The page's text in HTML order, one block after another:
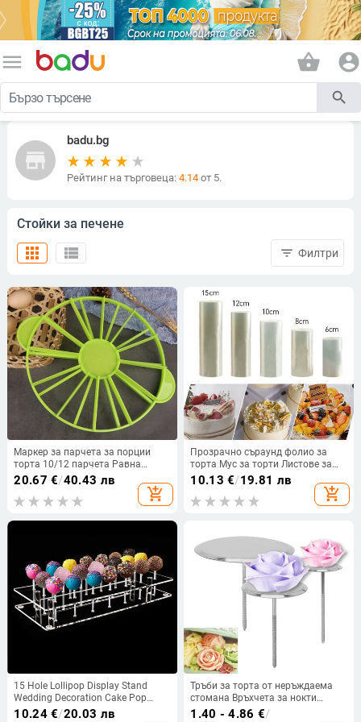
menu shopping_basket account_circle
search
store
badu.bg
Рейтинг на търговеца: 4.14от 5.
Стойки за печене
view_list
apps filter_list Филтри
Маркер за парчета за порции
торта 10/12 парчета Равна
порция Кръгла торта Разделител
за хляб Резачка Пръстен за
нарязване Безопасно нетоксично
20.67 €/40.43 лв
add_shopping_cart
Прозрачно съраунд фолио за
торта Мус за торти Листове за
торта Ограждащи ръбове
Ацетатно фолио за декор на
торта Направи си сам
10.13 €/19.81 лв
add_shopping_cart
15 Hole Lollipop Display Stand
Wedding Decoration Cake Pop
Stand Lolly Display Stand Holder
10.24€/20.03 лв
Тръби за торта от неръждаема
стомана Връхчета за нокти
Поставка за крем Шоколадов
1.40 - 4.86 €/